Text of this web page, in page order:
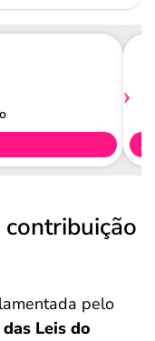
pelo
Leis do